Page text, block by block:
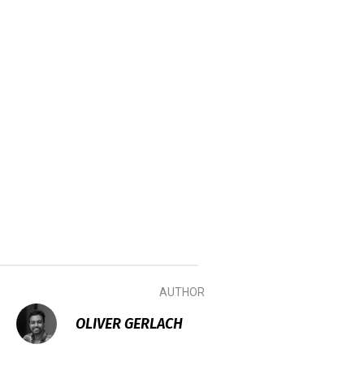
AUTHOR
OLIVER GERLACH